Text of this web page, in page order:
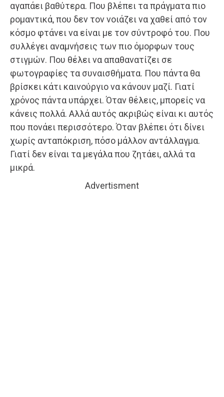
αγαπάει βαθύτερα. Που βλέπει τα πράγματα πιο
ρομαντικά, που δεν τον νοιάζει να χαθεί από τον
κόσμο φτάνει να είναι με τον σύντροφό του. Που
συλλέγει αναμνήσεις των πιο όμορφων τους
στιγμών. Που θέλει να απαθανατίζει σε
φωτογραφίες τα συναισθήματα. Που πάντα θα
βρίσκει κάτι καινούργιο να κάνουν μαζί. Γιατί
χρόνος πάντα υπάρχει. Όταν θέλεις, μπορείς να
κάνεις πολλά. Αλλά αυτός ακριβώς είναι κι αυτός
που πονάει περισσότερο. Όταν βλέπει ότι δίνει
χωρίς ανταπόκριση, πόσο μάλλον αντάλλαγμα.
Γιατί δεν είναι τα μεγάλα που ζητάει, αλλά τα
μικρά.
Advertisment